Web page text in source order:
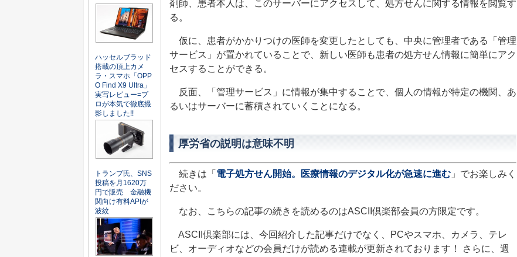
剤師、患者本人は、このサーバーにアクセスして、処方せんに関する情報を閲覧す
る。
仮に、患者がかかりつけの医師を変更したとしても、中央に管理者である「管理
サービス」が置かれていることで、新しい医師も患者の処方せん情報に簡単にアク
セスすることができる。
反面、「管理サービス」に情報が集中することで、個人の情報が特定の機関、あ
るいはサーバーに蓄積されていくことになる。
厚労省の説明は意味不明
続きは「 電子処方せん開始。医療情報のデジタル化が急速に進む 」でお楽しみく
ださい。
なお、こちらの記事の続きを読めるのはASCII倶楽部会員の方限定です。
ASCII倶楽部には、今回紹介した記事だけでなく、PCやスマホ、カメラ、テレ
ビ、オーディオなどの会員だけが読める連載が更新されております！ さらに、週
ハッセルブラッド
搭載の頂上カメ
ラ・スマホ「OPP
O Find X9 Ultra」
実写レビュー=プ
ロが本気で徹底撮
影しました!!
トランプ氏、SNS
投稿を月1620万
円で販売 金融機
関向け有料APIが
波紋